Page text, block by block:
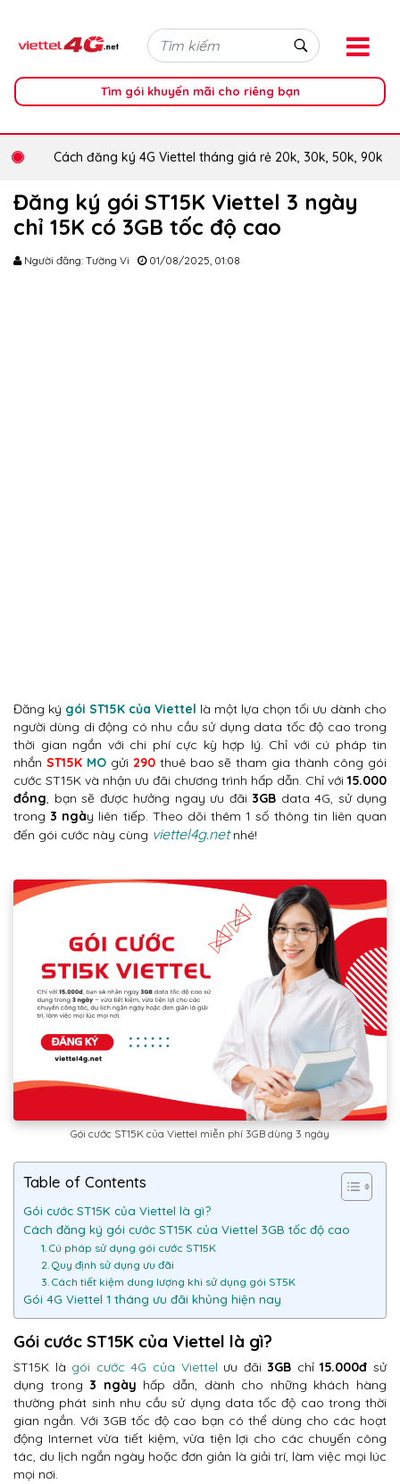
Tìm gói khuyến mãi cho riêng bạn
Cách đăng ký 4G Viettel tháng giá rẻ 20k, 30k, 50k, 90k
Đăng ký gói ST15K Viettel 3 ngày
chỉ 15K có 3GB tốc độ cao
Người đăng: Tường Vi 01/08/2025, 01:08
Đăng ký gói ST15K của Viettel là một lựa chọn tối ưu dành cho
người dùng di động có nhu cầu sử dụng data tốc độ cao trong
thời gian ngắn với chi phí cực kỳ hợp lý. Chỉ với cú pháp tin
nhắn ST15K MO gửi 290 thuê bao sẽ tham gia thành công gói
cước ST15K và nhận ưu đãi chương trình hấp dẫn. Chỉ với 15.000
đồng, bạn sẽ được hưởng ngay ưu đãi 3GB data 4G, sử dụng
trong 3 ngày liên tiếp. Theo dõi thêm 1 số thông tin liên quan
đến gói cước này cùng viettel4g.netnhé!
Gói cước ST15K của Viettel miễn phí 3GB dùng 3 ngày
Table of Contents
Gói cước ST15K của Viettel là gì?
Cách đăng ký gói cước ST15K của Viettel 3GB tốc độ cao
1. Cú pháp sử dụng gói cước ST15K
2. Quy định sử dụng ưu đãi
3. Cách tiết kiệm dung lượng khi sử dụng gói ST5K
Gói 4G Viettel 1 tháng ưu đãi khủng hiện nay
Gói cước ST15K của Viettel là gì?
ST15K là gói cước 4G của Viettel ưu đãi 3GB chỉ15.000đ sử
dụng trong 3 ngày hấp dẫn, dành cho những khách hàng
thường phát sinh nhu cầu sử dụng data tốc độ cao trong thời
gian ngắn. Với 3GB tốc độ cao bạn có thể dùng cho các hoạt
động Internet vừa tiết kiệm, vừa tiện lợi cho các chuyến công
tác, du lịch ngắn ngày hoặc đơn giản là giải trí, làm việc mọi lúc
mọi nơi.